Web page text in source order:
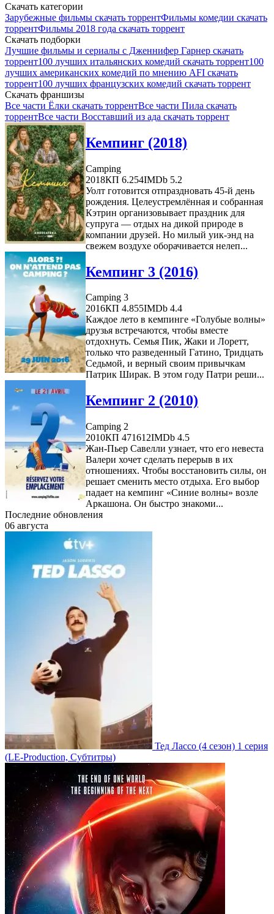
Скачать категории
Зарубежные фильмы скачать торрентФильмы комедии скачать
торрентФильмы 2018 года скачать торрент
Скачать подборки
Лучшие фильмы и сериалы с Дженнифер Гарнер скачать
торрент100 лучших итальянских комедий скачать торрент100
лучших американских комедий по мнению AFI скачать
торрент100 лучших французских комедий скачать торрент
Скачать франшизы
Все части Ёлки скачать торрентВсе части Пила скачать
торрентВсе части Восставший из ада скачать торрент
Кемпинг (2018)
Camping
2018КП 6.254IMDb 5.2
Уолт готовится отпраздновать 45-й день
рождения. Целеустремлённая и собранная
Кэтрин организовывает праздник для
супруга — отдых на дикой природе в
компании друзей. Но милый уик-энд на
свежем воздухе оборачивается нелеп...
Кемпинг 3 (2016)
Camping 3
2016КП 4.855IMDb 4.4
Каждое лето в кемпинге «Голубые волны»
друзья встречаются, чтобы вместе
отдохнуть. Семья Пик, Жаки и Лоретт,
только что разведенный Гатино, Тридцать
Седьмой, и верный своим привычкам
Патрик Ширак. В этом году Патри реши...
Кемпинг 2 (2010)
Camping 2
2010КП 471612IMDb 4.5
Жан-Пьер Савелли узнает, что его невеста
Валери хочет сделать перерыв в их
отношениях. Чтобы восстановить силы, он
решает сменить место отдыха. Его выбор
падает на кемпинг «Синие волны» возле
Аркашона. Он быстро знакоми...
Последние обновления
06 августа
Тед Лассо (4 сезон) 1 серия
(LE-Production, Субтитры)